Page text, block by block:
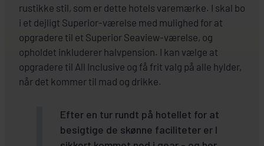
rustikke stil, som er dette hotels varemærke. I skal bo
i et dejligt Superior-værelse med mulighed for at
opgradere til et Superior Seaview-værelse, og
opholdet inkluderer halvpension. I kan vælge at
opgradere til All Inclusive og få frit valg på alle hylder,
når det kommer til mad og drikke.
Efter en tur rundt på hotellet for at
besigtige de skønne faciliteter er I